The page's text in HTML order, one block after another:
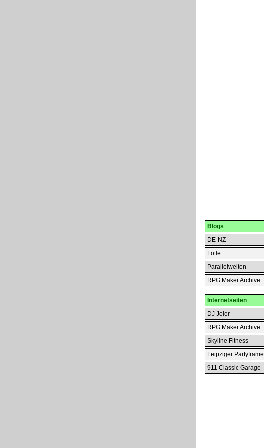
Blogs
DE-NZ
Fotle
Parallelwelten
RPG Maker Archive
Internetseiten
DJ Joler
RPG Maker Archive
Skyline Fitness
Leipziger Partyframe
911 Classic Garage